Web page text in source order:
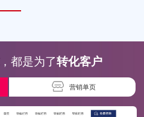
，都是为了转化客户
营销单页